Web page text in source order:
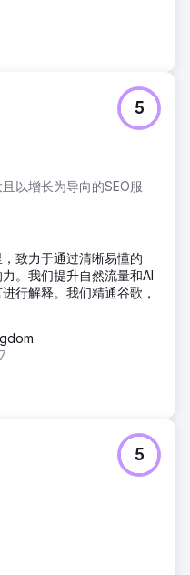
以增长为导向的SEO服
5
致力于通过清晰易懂的
。我们提升自然流量和AI
行解释。我们精通谷歌，
5